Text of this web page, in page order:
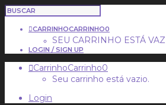
CARRINHOCARRINHO0
SEU CARRINHO ESTÁ
LOGIN / SIGN UP
CarrinhoCarrinho0
Seu carrinho está vazio.
Login